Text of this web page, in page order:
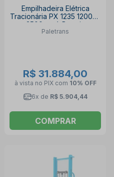
Empilhadeira Elétrica
Tracionária PX 1235 1200Kg
3500mm à Bateria
PALETRANS
Paletrans
R$ 31.884,00
à vista no PIX com 10% OFF
6x de R$ 5.904,44
COMPRAR